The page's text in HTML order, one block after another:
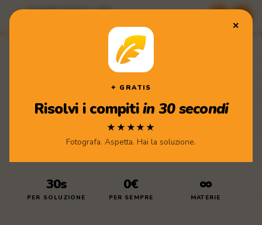
Compiti di Casa · App
✕
✦ GRATIS
Risolvi i compitiin 30 secondi
★★★★★
Fotografa. Aspetta. Hai la soluzione.
30s
PER SOLUZIONE
0€
PER SEMPRE
∞
MATERIE